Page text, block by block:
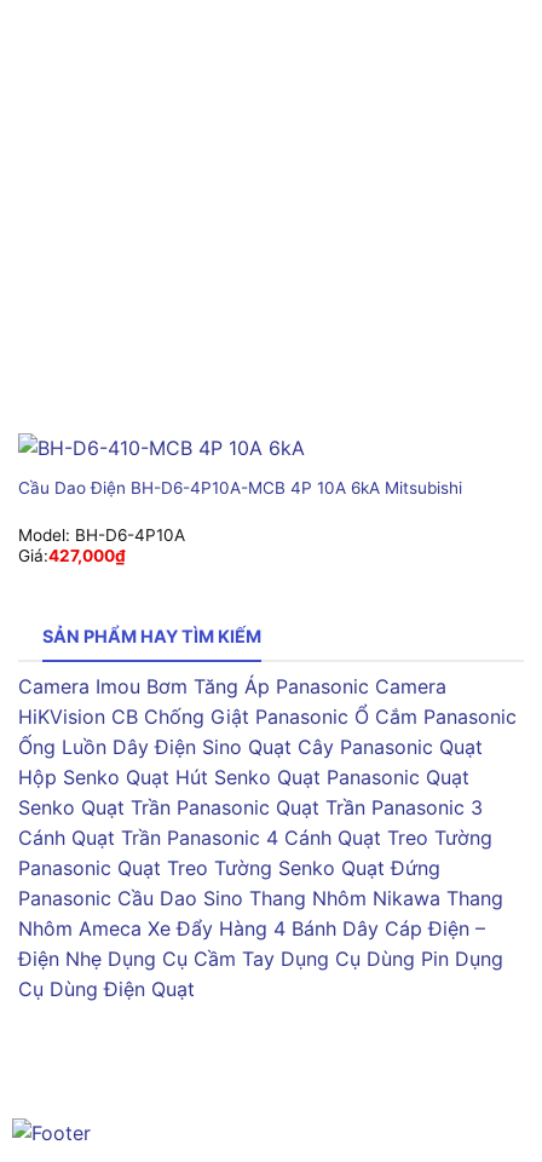
Cầu Dao Điện BH-D6-4P10A-MCB 4P 10A 6kA Mitsubishi
Model: BH-D6-4P10A
Giá:427,000₫
SẢN PHẨM HAY TÌM KIẾM
Camera Imou Bơm Tăng Áp Panasonic Camera
HiKVision CB Chống Giật Panasonic Ổ Cắm Panasonic
Ống Luồn Dây Điện Sino Quạt Cây Panasonic Quạt
Hộp Senko Quạt Hút Senko Quạt Panasonic Quạt
Senko Quạt Trần Panasonic Quạt Trần Panasonic 3
Cánh Quạt Trần Panasonic 4 Cánh Quạt Treo Tường
Panasonic Quạt Treo Tường Senko Quạt Đứng
Panasonic Cầu Dao Sino Thang Nhôm Nikawa Thang
Nhôm Ameca Xe Đẩy Hàng 4 Bánh Dây Cáp Điện –
Điện Nhẹ Dụng Cụ Cầm Tay Dụng Cụ Dùng Pin Dụng
Cụ Dùng Điện Quạt